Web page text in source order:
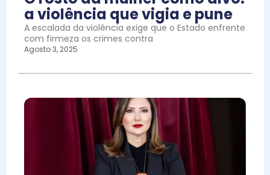
a violência que vigia e pune
A escalada da violência exige que o Estado enfrente
com firmeza os crimes contra
Agosto 3, 2025